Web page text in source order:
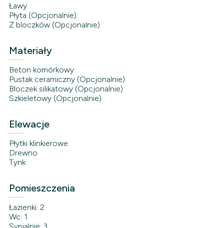
Ławy
Płyta (Opcjonalnie)
Z bloczków (Opcjonalnie)
Materiały
Beton komórkowy
Pustak ceramiczny (Opcjonalnie)
Bloczek silikatowy (Opcjonalnie)
Szkieletowy (Opcjonalnie)
Elewacje
Płytki klinkierowe
Drewno
Tynk
Pomieszczenia
Łazienki: 2
Wc: 1